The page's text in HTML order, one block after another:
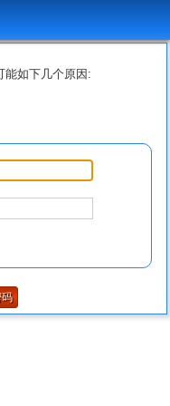
能如下几个原因: